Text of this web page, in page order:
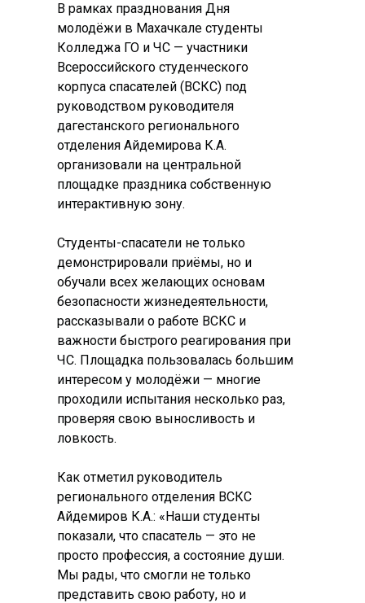
В рамках празднования Дня
молодёжи в Махачкале студенты
Колледжа ГО и ЧС — участники
Всероссийского студенческого
корпуса спасателей (ВСКС) под
руководством руководителя
дагестанского регионального
отделения Айдемирова К.А.
организовали на центральной
площадке праздника собственную
интерактивную зону.
Студенты-спасатели не только
демонстрировали приёмы, но и
обучали всех желающих основам
безопасности жизнедеятельности,
рассказывали о работе ВСКС и
важности быстрого реагирования при
ЧС. Площадка пользовалась большим
интересом у молодёжи — многие
проходили испытания несколько раз,
проверяя свою выносливость и
ловкость.
Как отметил руководитель
регионального отделения ВСКС
Айдемиров К.А.: «Наши студенты
показали, что спасатель — это не
просто профессия, а состояние души.
Мы рады, что смогли не только
представить свою работу, но и